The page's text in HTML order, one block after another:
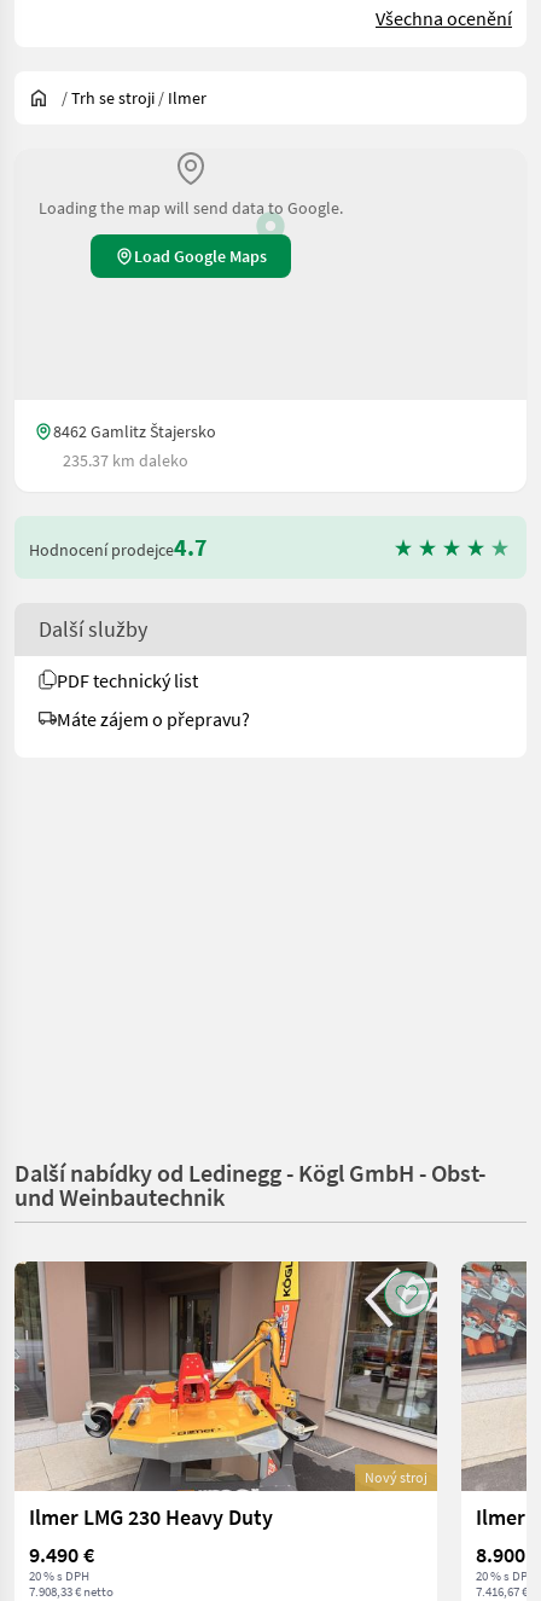
Všechna ocenění
/Trh se stroji / Ilmer
Loading the map will send data to Google.
Load Google Maps
8462 Gamlitz Štajersko
235.37 km daleko
Hodnocení prodejce4.7
Další služby
PDF technický list
Máte zájem o přepravu?
Další nabídky od Ledinegg - Kögl GmbH - Obst-
und Weinbautechnik
Nový stroj
Ilmer LMG 230 Heavy Duty
9.490 €
20 % s DPH
7.908,33 € netto
Ilmer
8.900 €
20 % s DPH
7.416,67 €